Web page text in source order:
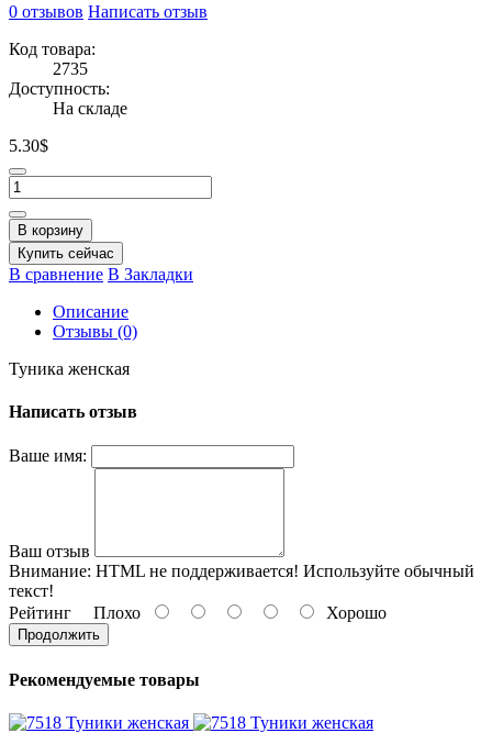
0 отзывов Написать отзыв
Код товара:
2735
Доступность:
На складе
5.30$
В корзину
Купить сейчас
В сравнение В Закладки
Описание
Отзывы (0)
Туникa женская
Написать отзыв
Ваше имя:
Ваш отзыв
Внимание: HTML не поддерживается! Используйте обычный
текст!
Рейтинг Плохо Хорошо
Продолжить
Рекомендуемые товары